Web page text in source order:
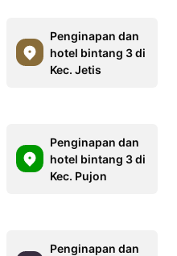
Penginapan dan
hotel bintang 3 di
Kec. Jetis
Penginapan dan
hotel bintang 3 di
Kec. Pujon
Penginapan dan